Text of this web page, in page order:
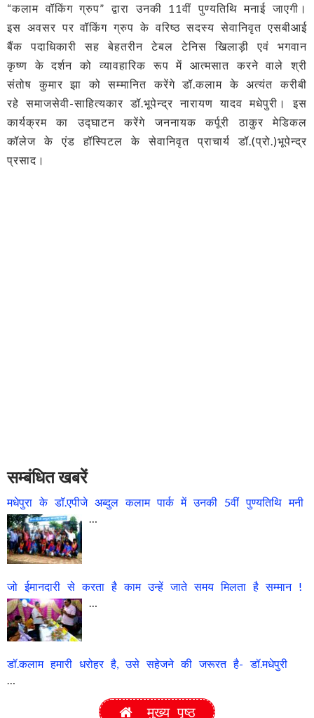
“कलाम वॉकिंग ग्रुप” द्वारा उनकी 11वीं पुण्यतिथि मनाई जाएगी।
इस अवसर पर वॉकिंग ग्रुप के वरिष्ठ सदस्य सेवानिवृत एसबीआई
बैंक पदाधिकारी सह बेहतरीन टेबल टेनिस खिलाड़ी एवं भगवान
कृष्ण के दर्शन को व्यावहारिक रूप में आत्मसात करने वाले श्री
संतोष कुमार झा को सम्मानित करेंगे डॉ.कलाम के अत्यंत करीबी
रहे समाजसेवी-साहित्यकार डॉ.भूपेन्द्र नारायण यादव मधेपुरी। इस
कार्यक्रम का उद्घाटन करेंगे जननायक कर्पूरी ठाकुर मेडिकल
कॉलेज के एंड हॉस्पिटल के सेवानिवृत प्राचार्य डॉ.(प्रो.)भूपेन्द्र
प्रसाद।
सम्बंधित खबरें
मधेपुरा के डॉ.एपीजे अब्दुल कलाम पार्क में उनकी 5वीं पुण्यतिथि मनी
जो ईमानदारी से करता है काम उन्हें जाते समय मिलता है सम्मान !
…
डॉ.कलाम हमारी धरोहर है, उसे सहेजने की जरूरत है- डॉ.मधेपुरी
मुख्य पृष्ठ